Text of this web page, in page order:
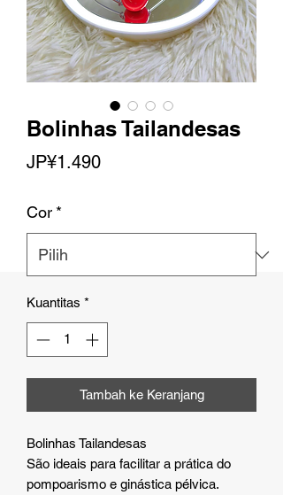
Bolinhas Tailandesas
JP¥1.490Harga
Cor *
Kuantitas *
Tambah ke Keranjang
Bolinhas Tailandesas
São ideais para facilitar a prática do
pompoarismo e ginástica pélvica.